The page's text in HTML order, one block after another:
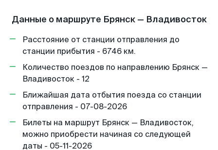
Данные о маршруте Брянск — Владивосток
Расстояние от станции отправления до
станции прибытия - 6746 км.
Количество поездов по направлению Брянск —
Владивосток - 12
Ближайшая дата отбытия поезда со станции
отправления - 07-08-2026
Билеты на маршрут Брянск — Владивосток,
можно приобрести начиная со следующей
даты - 05-11-2026